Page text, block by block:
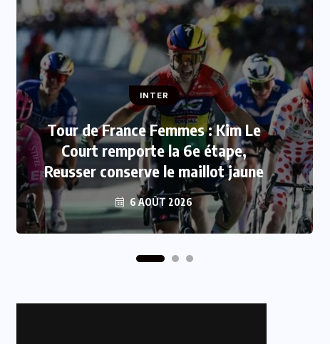
INTER
Tour de France Femmes : Kim Le
Court remporte la 6e étape,
Reusser conserve le maillot jaune
6 AOÛT 2026
INTER
Mercato : Mohamed Salah rejoint
Trabzonspor
6 AOÛT 2026